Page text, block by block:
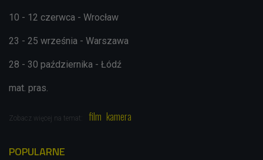
10 - 12 czerwca - Wrocław
23 - 25 września - Warszawa
28 - 30 października - Łódź
mat. pras.
Zobacz więcej na temat: film kamera
POPULARNE